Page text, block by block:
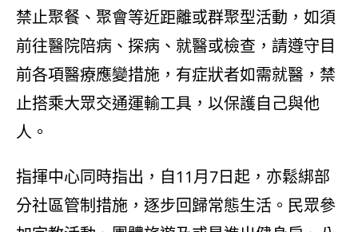
禁止聚餐、聚會等近距離或群聚型活動，如須
前往醫院陪病、探病、就醫或檢查，請遵守目
前各項醫療應變措施，有症狀者如需就醫，禁
止搭乘大眾交通運輸工具，以保護自己與他
人。
指揮中心同時指出，自11月7日起，亦鬆綁部
分社區管制措施，逐步回歸常態生活。民眾參